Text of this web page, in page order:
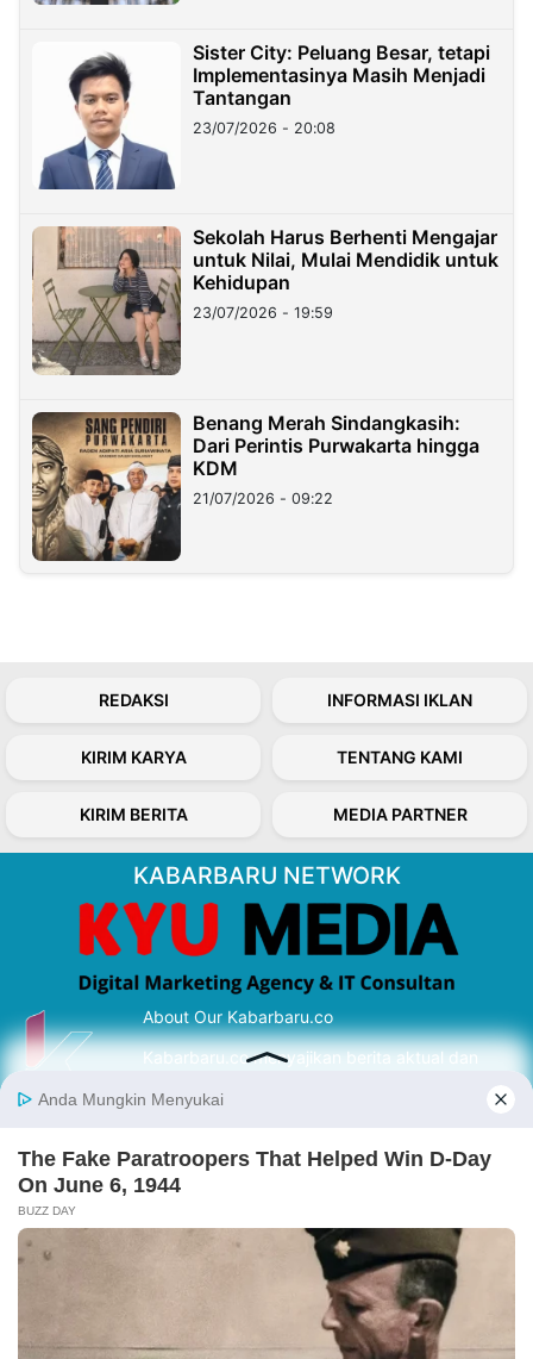
Sister City: Peluang Besar, tetapi
Implementasinya Masih Menjadi
Tantangan
23/07/2026 - 20:08
Sekolah Harus Berhenti Mengajar
untuk Nilai, Mulai Mendidik untuk
Kehidupan
23/07/2026 - 19:59
Benang Merah Sindangkasih:
Dari Perintis Purwakarta hingga
KDM
21/07/2026 - 09:22
REDAKSI INFORMASI IKLAN
KIRIM KARYA TENTANG KAMI
KIRIM BERITA MEDIA PARTNER
KABARBARU NETWORK
About Our Kabarbaru.co
Kabarbaru.co menyajikan berita aktual dan
serta terverifikasi dari sumber yang tepat.
Follow Kabarbaru